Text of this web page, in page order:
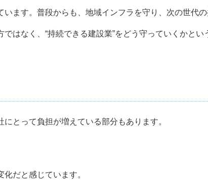
ます。普段からも、地域インフラを守り、次の世代
はなく、“持続できる建設業”をどう守っていくかとい
とって負担が増えている部分もあります。
だと感じています。